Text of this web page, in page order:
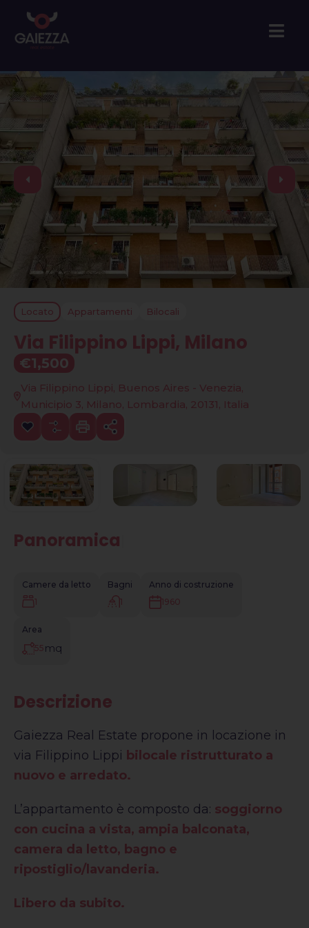
Locato Appartamenti Bilocali
Via Filippino Lippi, Milano
€1,500
Via Filippino Lippi, Buenos Aires - Venezia,
Municipio 3, Milano, Lombardia, 20131, Italia
Panoramica
Camere da letto
1
Bagni
1
Anno di costruzione
1960
Area
55 mq
Descrizione
Gaiezza Real Estate propone in locazione in
via Filippino Lippi bilocale ristrutturato a
nuovo e arredato.
L’appartamento è composto da: soggiorno
con cucina a vista, ampia balconata,
camera da letto, bagno e
ripostiglio/lavanderia.
Libero da subito.